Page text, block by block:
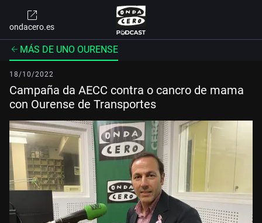
ondacero.es
MÁS DE UNO OURENSE
18/10/2022
Campaña da AECC contra o cancro de mama
con Ourense de Transportes